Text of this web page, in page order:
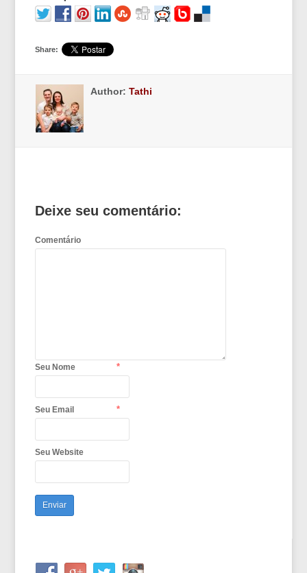
Share:
Author:Tathi
Deixe seu comentário:
Comentário
Seu Nome *
Seu Email *
Seu Website